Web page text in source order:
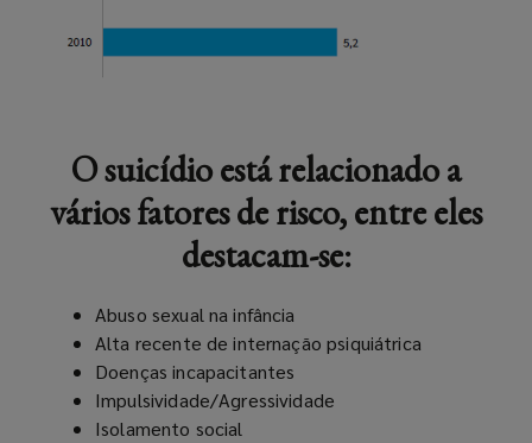
O suicídio está relacionado a
vários fatores de risco, entre eles
destacam-se:
Abuso sexual na infância
Alta recente de internação psiquiátrica
Doenças incapacitantes
Impulsividade/Agressividade
Isolamento social